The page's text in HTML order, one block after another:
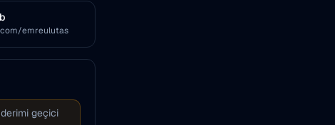
emreulutas
geçici